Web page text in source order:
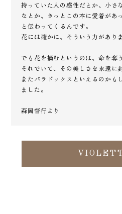
持っていた人の感性だとか、小さ
なとか、きっとこの本に愛着があ
と伝わってくるんです。
花には確かに、そういう力があり
でも花を摘むというのは、命を奪
それでいて、その美しさを永遠に
またパラドックスといえるのかも
ました。
森岡督行より